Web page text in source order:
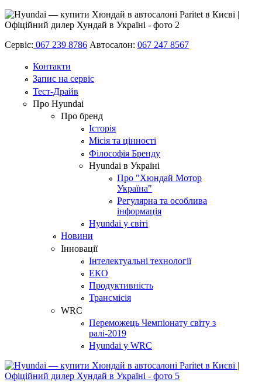
Сервіс: 067 239 8786 Автосалон: 067 247 8567
Контакти
Запис на сервіс
Тест-Драйв
Про Hyundai
Про бренд
Історія
Місія та цінності
Філософія Бренду
Hyundai в Україні
Про "Хюндай Мотор
Україна"
Регулярна та особлива
інформація
Hyundai у світі
Новини
Інновації
Інтелектуальні технології
ЕКО
Продуктивність
Трансмісія
WRC
Переможець Чемпіонату світу з
ралі-2019
Hyundai у WRC